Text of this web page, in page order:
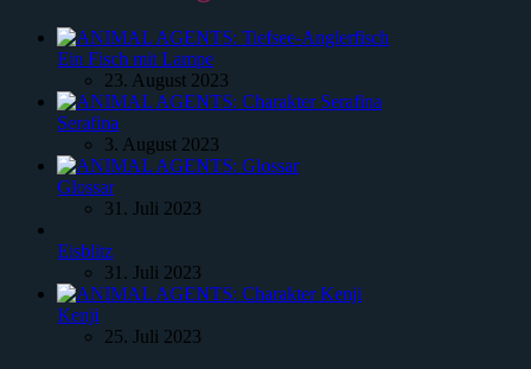
Ein Fisch mit Lampe
23. August 2023
Serafina
3. August 2023
Glossar
31. Juli 2023
Eisblitz
31. Juli 2023
Kenji
25. Juli 2023